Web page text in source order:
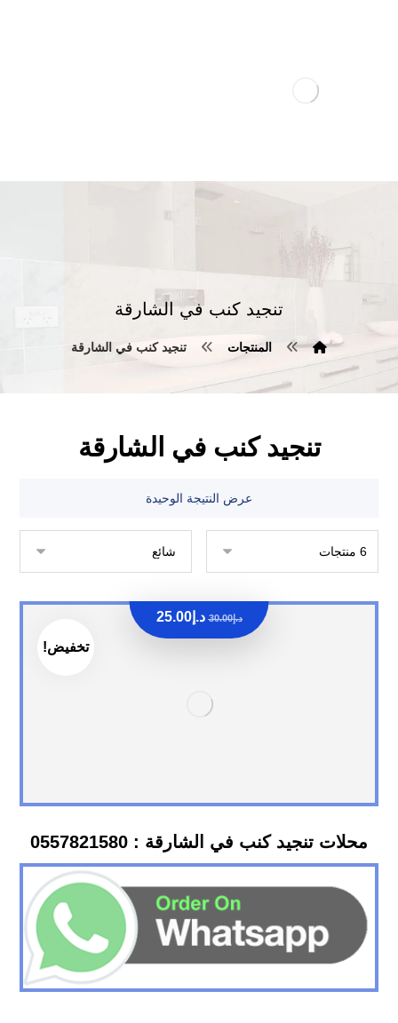
تنجيد كنب في الشارقة
المنتجات تنجيد كنب في الشارقة
تنجيد كنب في الشارقة
عرض النتيجة الوحيدة
تخفيض!
محلات تنجيد كنب في الشارقة : 0557821580
د.إ30.00 د.إ25.00